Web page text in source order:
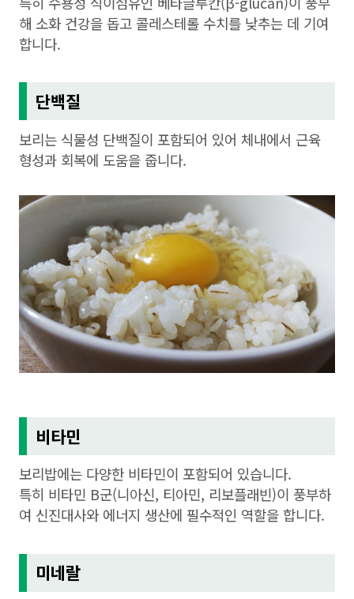
해 소화 건강을 돕고 콜레스테롤 수치를 낮추는 데 기여
합니다.
단백질
보리는 식물성 단백질이 포함되어 있어 체내에서 근육
형성과 회복에 도움을 줍니다.
비타민
보리밥에는 다양한 비타민이 포함되어 있습니다.
특히 비타민 B군(니아신, 티아민, 리보플래빈)이 풍부하
여 신진대사와 에너지 생산에 필수적인 역할을 합니다.
미네랄